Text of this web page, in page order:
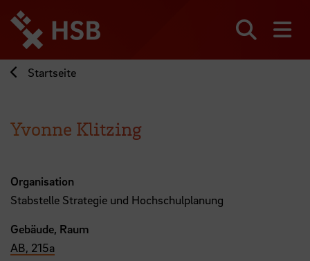
zum
Seiteninhalt
springen
Startseite
Yvonne Klitzing
Organisation
Stabstelle Strategie und Hochschulplanung
Gebäude, Raum
AB, 215a